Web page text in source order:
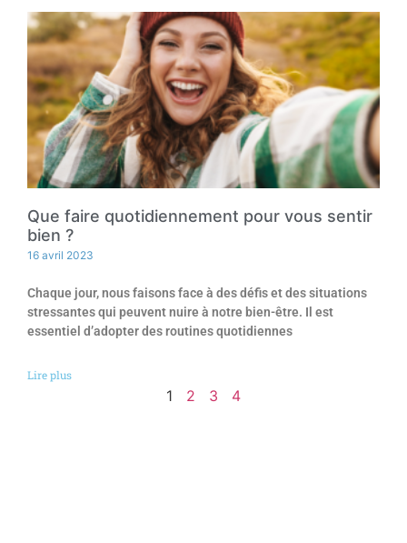
Que faire quotidiennement pour vous sentir
bien ?
16 avril 2023
Chaque jour, nous faisons face à des défis et des situations
stressantes qui peuvent nuire à notre bien-être. Il est
essentiel d’adopter des routines quotidiennes
Lire plus
1 2 3 4